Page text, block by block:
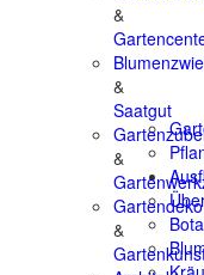
&
&
Saatgut
&
Gartendeko
&